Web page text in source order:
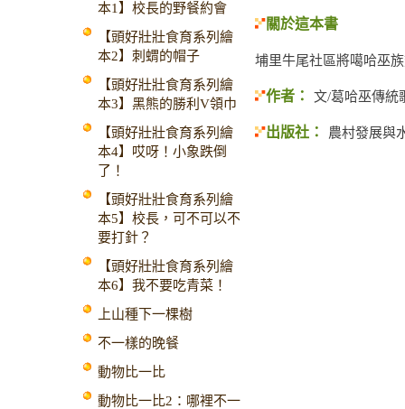
本1】校長的野餐約會
【頭好壯壯食育系列繪
本2】刺蝟的帽子
【頭好壯壯食育系列繪
本3】黑熊的勝利V領巾
【頭好壯壯食育系列繪
本4】哎呀！小象跌倒
了！
【頭好壯壯食育系列繪
本5】校長，可不可以不
要打針？
【頭好壯壯食育系列繪
本6】我不要吃青菜！
上山種下一棵樹
不一樣的晚餐
動物比一比
動物比一比2：哪裡不一
關於這本書
埔里牛尾社區將噶哈巫
作者： 文/葛哈巫傳統
出版社： 農村發展與